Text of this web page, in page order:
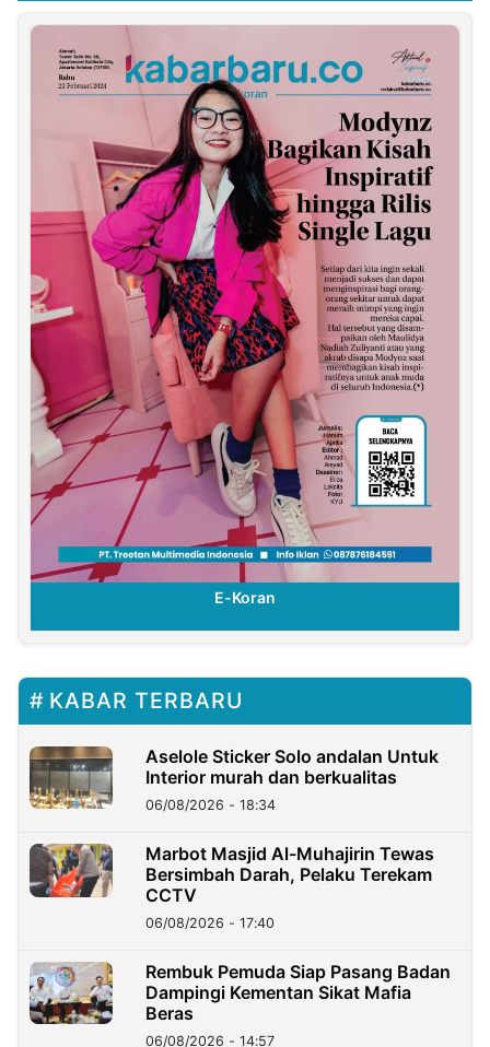
E-Koran
KABAR TERBARU
Aselole Sticker Solo andalan Untuk
Interior murah dan berkualitas
06/08/2026 - 18:34
Marbot Masjid Al-Muhajirin Tewas
Bersimbah Darah, Pelaku Terekam
CCTV
06/08/2026 - 17:40
Rembuk Pemuda Siap Pasang Badan
Dampingi Kementan Sikat Mafia
Beras
06/08/2026 - 14:57